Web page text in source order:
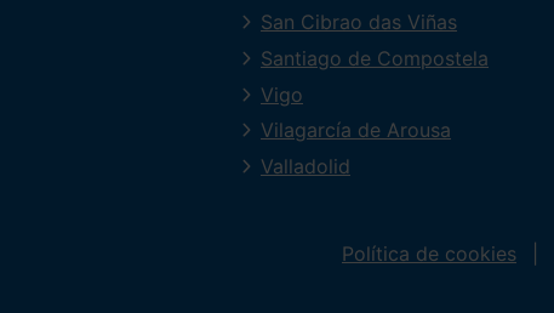
San Cibrao das Viñas
Santiago de Compostela
Vigo
Vilagarcía de Arousa
Valladolid
Política de cookies